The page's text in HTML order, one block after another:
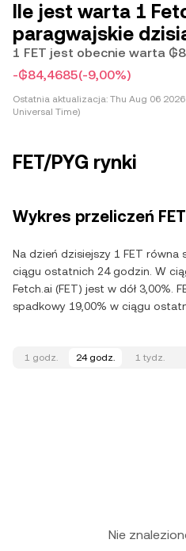
Ile jest warta 1
paragwajskie
1 FET jest obecnie warta
-₲84,4685(-9,00%)
Ostatnia aktualizacja: Thu Aug 06
Universal Time)
FET/PYG rynki
Wykres przeliczeń FET
Na dzień dzisiejszy 1 FET równa
ciągu ostatnich 24 godzin. W
Fetch.ai (FET) jest w dół 3,00%.
spadkowy 19,00% w ciągu
1 godz. 24 godz. 1 tydz.
Nie